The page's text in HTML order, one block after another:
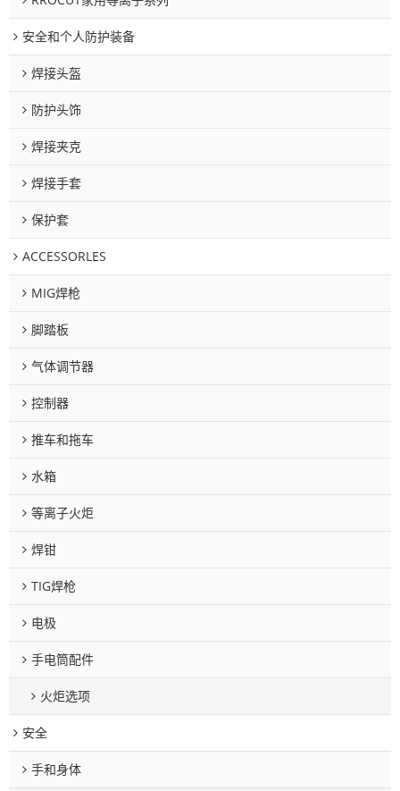
安全和个人防护装备
焊接头盔
防护头饰
焊接夹克
焊接手套
保护套
ACCESSORLES
MIG焊枪
脚踏板
气体调节器
控制器
推车和拖车
水箱
等离子火炬
焊钳
TIG焊枪
电极
手电筒配件
火炬选项
安全
手和身体